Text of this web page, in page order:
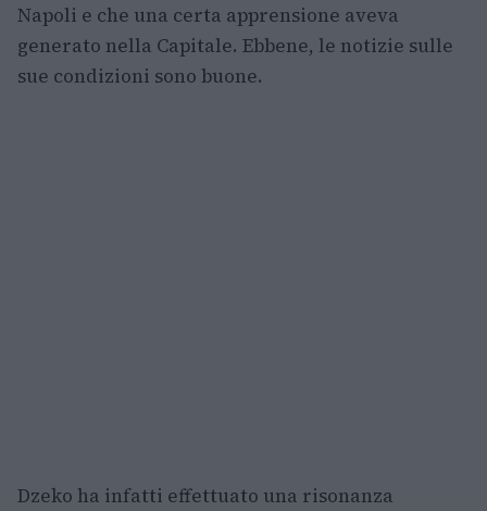
Napoli e che una certa apprensione aveva
generato nella Capitale. Ebbene, le notizie sulle
sue condizioni sono buone.
Dzeko ha infatti effettuato una risonanza